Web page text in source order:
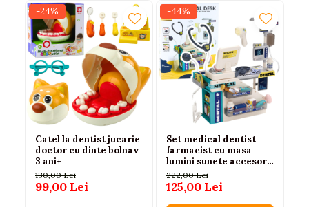
-24%
Catel la dentist jucarie
doctor cu dinte bolnav
3 ani+
130,00 Lei
99,00 Lei
-44%
Set medical dentist
farmacist cu masa
lumini sunete accesorii
51 piese, 3 ani+
222,00 Lei
125,00 Lei